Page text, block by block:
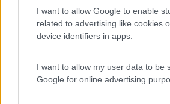
I want to allow Google to enable
related to advertising like cookies
device identifiers in apps.
I want to allow my user data to be
Google for online advertising
Una delle cose che l'uomo non sa fare, è
stato di carica di un normale
enti che farebbero ponti d'oro all'uomo o
portasse sul mercato un tale strumento,
pensare a chi ha satelliti in orbita...
conoscere lo stato delle batterie...